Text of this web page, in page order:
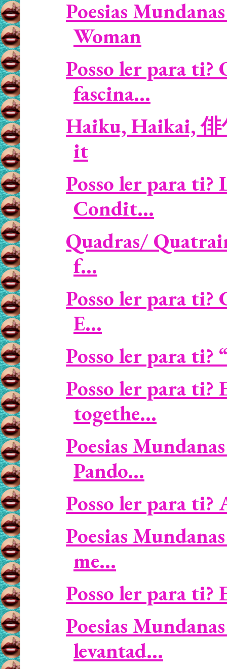
Poesias
Woman
Posso ler para ti?
fascina...
Haiku, Haikai,
it
Posso ler para
Condit...
Quadras/
f...
Posso ler para ti?
E...
Posso ler para ti?
Posso ler para ti?
togethe...
Poesias
Pando...
Posso ler para ti?
Poesias
me...
Posso ler para ti?
Poesias
levantad...